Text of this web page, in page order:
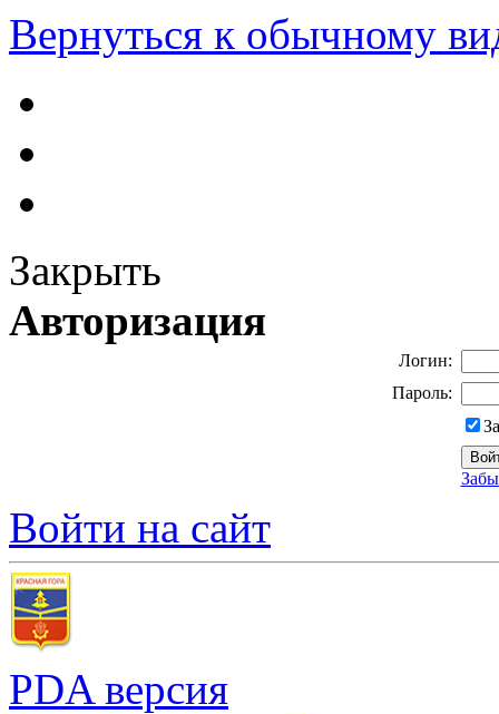
Вернуться к обычному
Закрыть
Авторизация
Логин:
Пароль:
Войти на сайт
PDA версия